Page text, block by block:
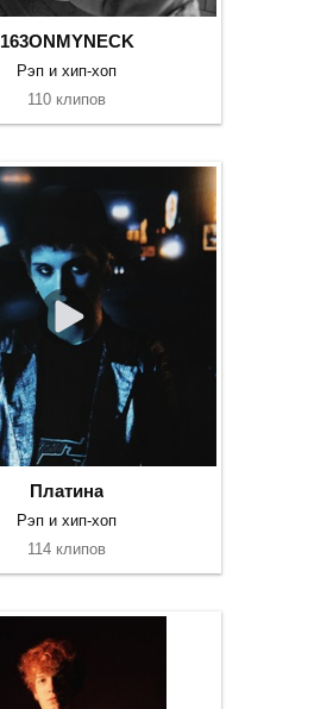
163ONMYNECK
Рэп и хип-хоп
110 клипов
Платина
Рэп и хип-хоп
114 клипов